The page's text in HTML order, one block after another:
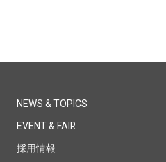
NEWS & TOPICS
EVENT & FAIR
採用情報